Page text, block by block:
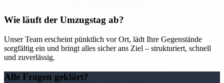
Wie läuft der Umzugstag ab?
Unser Team erscheint pünktlich vor Ort, lädt Ihre Gegenstände
sorgfältig ein und bringt alles sicher ans Ziel – strukturiert, schnell
und zuverlässig.
Alle Fragen geklärt?